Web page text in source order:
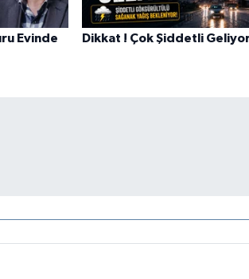
Evinde
Dikkat ! Çok Şiddetli